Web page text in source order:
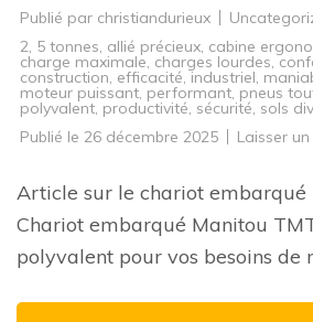
Publié par christiandurieux
2, 5 tonnes, allié précieux, cabine
charge maximale, charges lourdes,
construction, efficacité, industriel,
moteur puissant, performant, pneus
polyvalent, productivité, sécurité, sols
Publié le 26 décembre 2025 Laisser
Article sur le chariot
Chariot embarqué Manitou
polyvalent pour vos besoins de